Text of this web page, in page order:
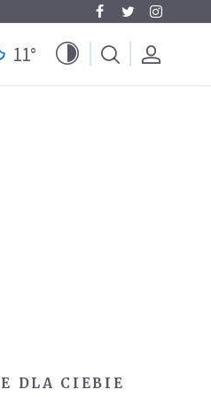
11°
DLA CIEBIE